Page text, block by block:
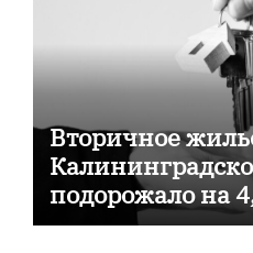
Вторичное
подорожало на